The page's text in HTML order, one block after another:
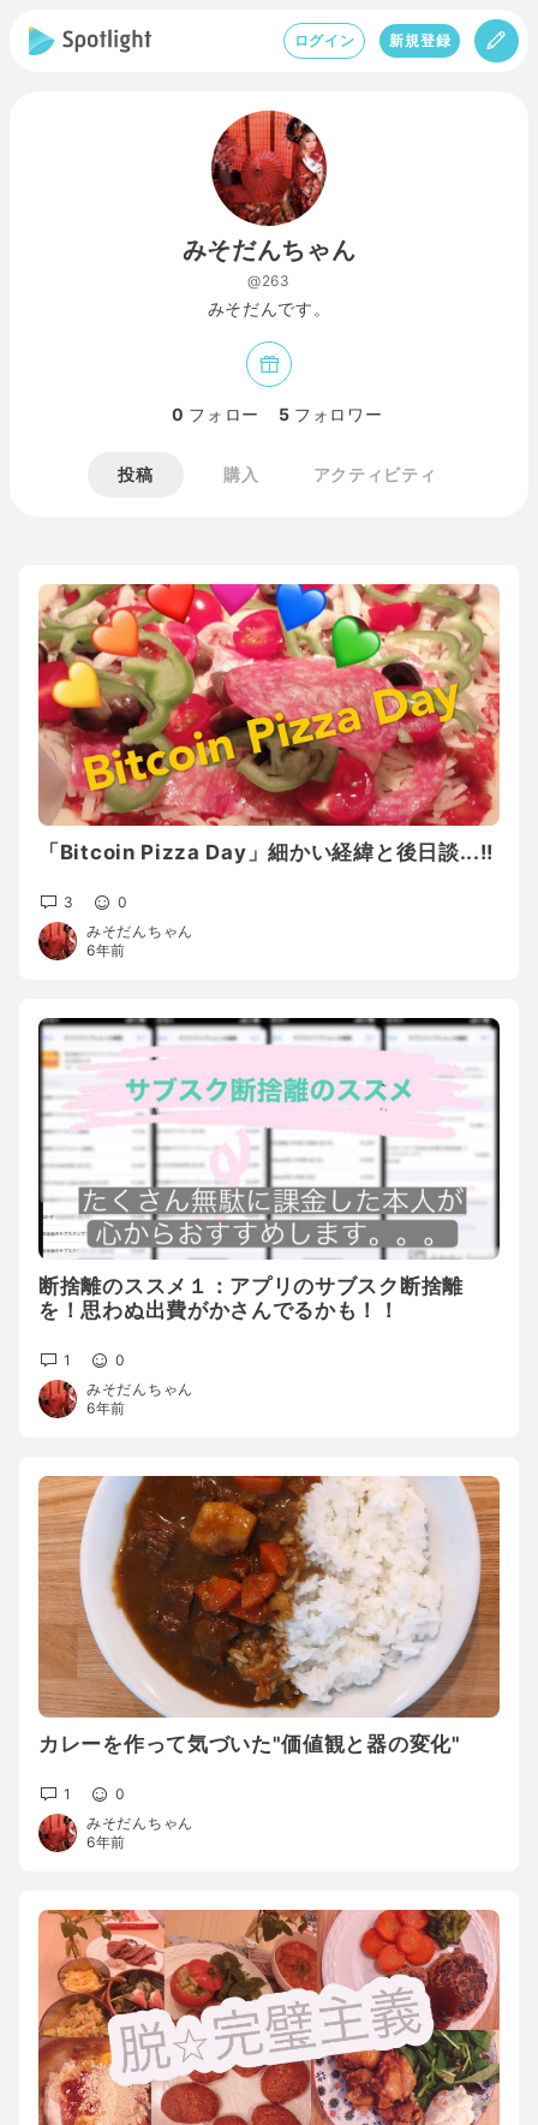
ログイン 新規登録
みそだんちゃん
@263
みそだんです。
0 フォロー 5 フォロワー
投稿 購入 アクティビティ
「Bitcoin Pizza Day」細かい経緯と後日談...!!
3
0
みそだんちゃん
6年前
断捨離のススメ１：アプリのサブスク断捨離
を！思わぬ出費がかさんでるかも！！
1
0
みそだんちゃん
6年前
カレーを作って気づいた"価値観と器の変化"
1
0
みそだんちゃん
6年前